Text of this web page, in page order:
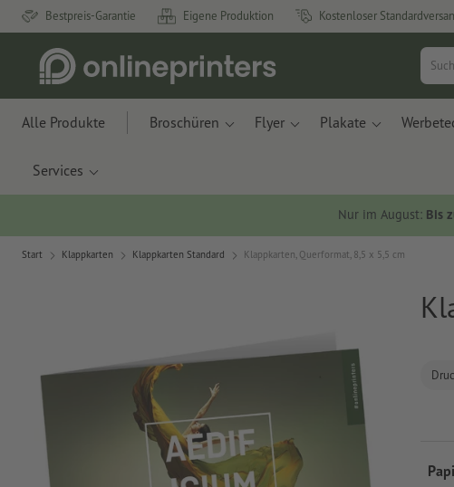
Bestpreis-Garantie Eigene Produktion Kostenloser
Alle Produkte Broschüren Flyer Plakate
Services
Nur im August: Bis
Start Klappkarten Klappkarten Standard Klappkarten, Querformat, 8,5 x 5,5 cm